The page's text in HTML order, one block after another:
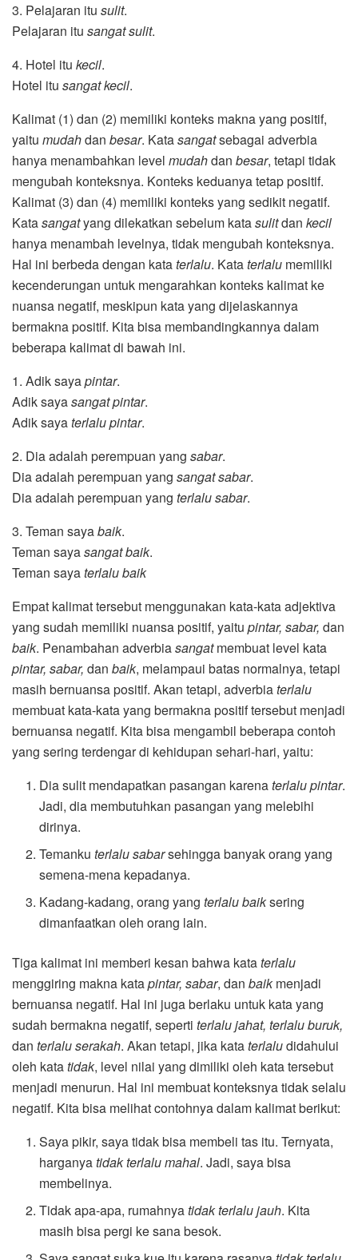
3. Pelajaran itu sulit.
Pelajaran itu sangat sulit.
4. Hotel itu kecil.
Hotel itu sangat kecil.
Kalimat (1) dan (2) memiliki konteks makna yang positif,
yaitu mudahdan besar. Katasangatsebagai adverbia
hanya menambahkan level mudahdan besar, tetapi tidak
mengubah konteksnya. Konteks keduanya tetap positif.
Kalimat (3) dan (4) memiliki konteks yang sedikit negatif.
Katasangatyang dilekatkan sebelum katasulitdan kecil
hanya menambah levelnya, tidak mengubah konteksnya.
Hal ini berbeda dengan kataterlalu. Kataterlalu memiliki
kecenderungan untuk mengarahkan konteks kalimat ke
nuansa negatif, meskipun kata yang dijelaskannya
bermakna positif. Kita bisa membandingkannya dalam
beberapa kalimat di bawah ini.
1. Adik sayapintar.
Adik sayasangat pintar.
Adik sayaterlalu pintar.
2. Dia adalah perempuan yang sabar.
Dia adalah perempuan yang sangat sabar.
Dia adalah perempuan yang terlalu sabar.
3. Teman sayabaik.
Teman sayasangat baik.
Teman sayaterlalu baik
Empat kalimat tersebut menggunakan kata-kata adjektiva
yang sudah memiliki nuansa positif, yaitu pintar, sabar, dan
baik. Penambahan adverbiasangatmembuat level kata
pintar, sabar, dan baik, melampaui batas normalnya, tetapi
masih bernuansa positif. Akan tetapi, adverbiaterlalu
membuat kata-kata yang bermakna positif tersebut menjadi
bernuansa negatif. Kita bisa mengambil beberapa contoh
yang sering terdengar di kehidupan sehari-hari, yaitu:
Dia sulit mendapatkan pasangan karenaterlalu pintar.
Jadi, dia membutuhkan pasangan yang melebihi
dirinya.
Temankuterlalu sabarsehingga banyak orang yang
semena-mena kepadanya.
Kadang-kadang, orang yangterlalu baiksering
dimanfaatkan oleh orang lain.
Tiga kalimat ini memberi kesan bahwa kataterlalu
menggiring makna katapintar, sabar, dan baikmenjadi
bernuansa negatif. Hal ini juga berlaku untuk kata yang
sudah bermakna negatif, seperti terlalu jahat, terlalu buruk,
dan terlalu serakah. Akan tetapi, jika kataterlaludidahului
oleh katatidak, level nilai yang dimiliki oleh kata tersebut
menjadi menurun. Hal ini membuat konteksnya tidak selalu
negatif. Kita bisa melihat contohnya dalam kalimat berikut:
Saya pikir, saya tidak bisa membeli tas itu. Ternyata,
harganyatidak terlalu mahal. Jadi, saya bisa
membelinya.
Tidak apa-apa, rumahnyatidak terlalu jauh. Kita
masih bisa pergi ke sana besok.